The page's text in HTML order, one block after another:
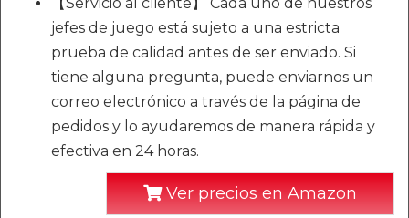
jefes de juego está sujeto a una estricta
prueba de calidad antes de ser enviado. Si
tiene alguna pregunta, puede enviarnos un
correo electrónico a través de la página de
pedidos y lo ayudaremos de manera rápida y
efectiva en 24 horas.
Ver precios en Amazon